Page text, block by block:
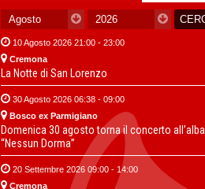
10 Agosto 2026 21:00 - 23:00
Cremona
La Notte di San Lorenzo
30 Agosto 2026 06:38 - 09:00
Bosco ex Parmigiano
Domenica 30 agosto torna il concerto all’alba
“Nessun Dorma”
20 Settembre 2026 09:00 - 14:00
Cremona